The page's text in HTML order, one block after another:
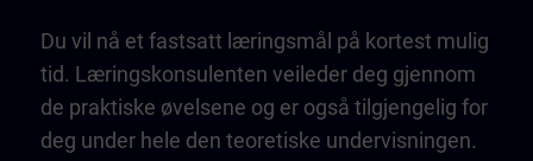
Du vil nå et fastsatt læringsmål på kortest mulig
tid. Læringskonsulenten veileder deg gjennom
de praktiske øvelsene og er også tilgjengelig for
deg under hele den teoretiske undervisningen.